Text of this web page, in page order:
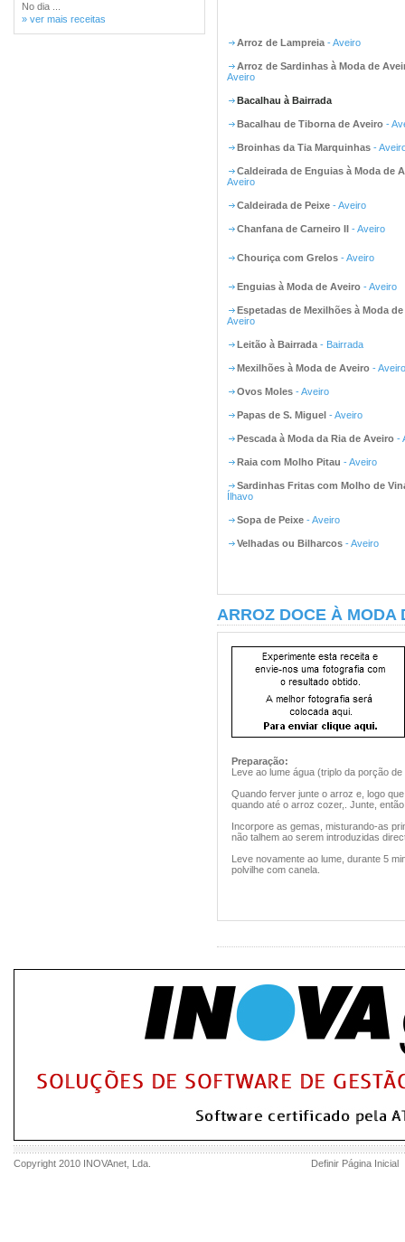
No dia ...
» ver mais receitas
Arroz de Lampreia - Aveiro
Arroz de Sardinhas à Moda de
Aveiro
Bacalhau à Bairrada
Bacalhau de Tiborna de Aveiro -
Broinhas da Tia Marquinhas -
Caldeirada de Enguias à Moda de
Aveiro
Caldeirada de Peixe - Aveiro
Chanfana de Carneiro II - Aveiro
Chouriça com Grelos - Aveiro
Enguias à Moda de Aveiro - Aveiro
Espetadas de Mexilhões à Moda
Aveiro
Leitão à Bairrada - Bairrada
Mexilhões à Moda de Aveiro - Aveiro
Ovos Moles - Aveiro
Papas de S. Miguel - Aveiro
Pescada à Moda da Ria de Aveiro -
Raia com Molho Pitau - Aveiro
Sardinhas Fritas com Molho de
Ílhavo
Sopa de Peixe - Aveiro
Velhadas ou Bilharcos - Aveiro
ARROZ DOCE À MODA
Preparação:
Leve ao lume água (triplo da porção
Quando ferver junte o arroz e, logo
quando até o arroz cozer,. Junte,
Incorpore as gemas, misturando-as
não talhem ao serem introduzidas
Leve novamente ao lume, durante 5
polvilhe com canela.
Copyright 2010 INOVAnet , Lda. Definir Página Inicial